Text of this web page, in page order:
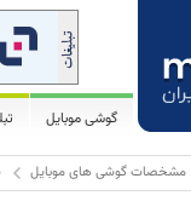
گوشی موبایل
مشخصات گوشی های موبایل